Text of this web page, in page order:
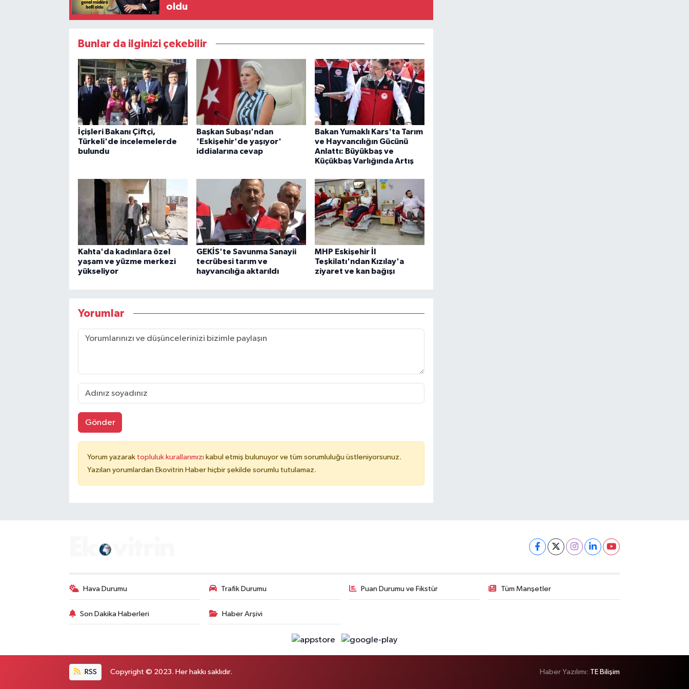
oldu
Bunlar da ilginizi çekebilir
İçişleri Bakanı Çiftçi,
Türkeli'de incelemelerde
bulundu
Başkan Subaşı'ndan
'Eskişehir'de yaşıyor'
iddialarına cevap
Bakan Yumaklı Kars'ta Tarım
ve Hayvancılığın Gücünü
Anlattı: Büyükbaş ve
Küçükbaş Varlığında Artış
Kahta'da kadınlara özel
yaşam ve yüzme merkezi
yükseliyor
GEKİS'te Savunma Sanayii
tecrübesi tarım ve
hayvancılığa aktarıldı
MHP Eskişehir İl
Teşkilatı'ndan Kızılay'a
ziyaret ve kan bağışı
Yorumlar
Gönder
Yorum yazarak topluluk kurallarımızı kabul etmiş bulunuyor ve tüm sorumluluğu üstleniyorsunuz.
Yazılan yorumlardan Ekovitrin Haber hiçbir şekilde sorumlu tutulamaz.
Hava Durumu Trafik Durumu Puan Durumu ve Fikstür Tüm Manşetler
Son Dakika Haberleri Haber Arşivi
RSS Copyright © 2023. Her hakkı saklıdır. Haber Yazılımı: TE Bilişim